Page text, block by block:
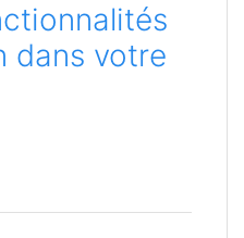
dans votre